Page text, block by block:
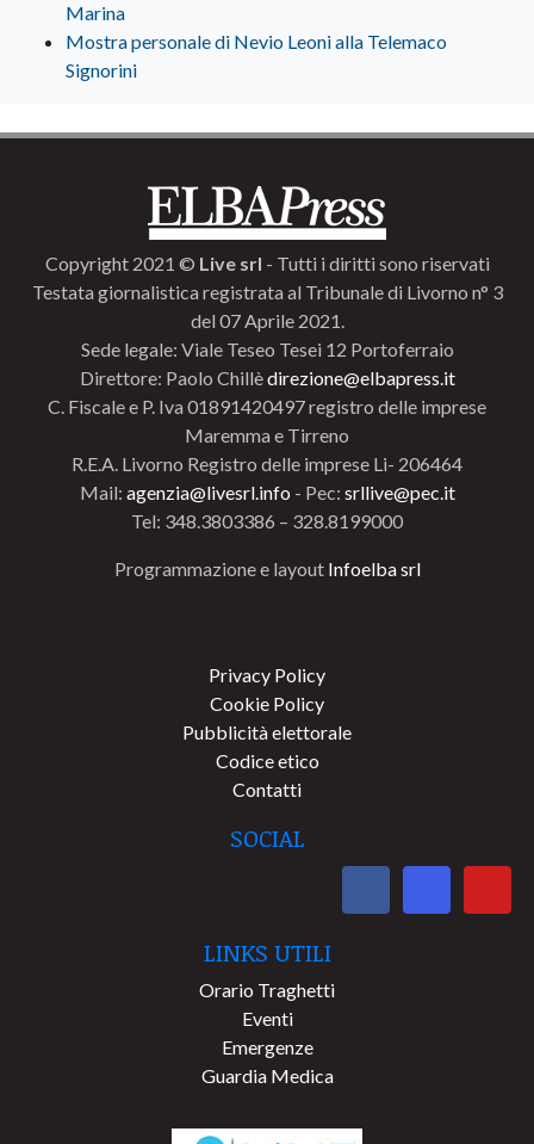
Marina
Mostra personale di Nevio Leoni alla Telemaco
Signorini
Copyright 2021 © Live srl - Tutti i diritti sono riservati
Testata giornalistica registrata al Tribunale di Livorno n° 3
del 07 Aprile 2021.
Sede legale: Viale Teseo Tesei 12 Portoferraio
Direttore: Paolo Chillèdirezione@elbapress.it
C. Fiscale e P. Iva 01891420497 registro delle imprese
Maremma e Tirreno
R.E.A. Livorno Registro delle imprese Li- 206464
Mail: agenzia@livesrl.info - Pec: srllive@pec.it
Tel: 348.3803386 – 328.8199000
Programmazione e layout Infoelba srl
Privacy Policy
Cookie Policy
Pubblicità elettorale
Codice etico
Contatti
SOCIAL
LINKS UTILI
Orario Traghetti
Eventi
Emergenze
Guardia Medica